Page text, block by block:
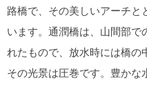
路橋で、その美しいアーチと
います。通潤橋は、山間部で
れたもので、放水時には橋の
その光景は圧巻です。豊かな